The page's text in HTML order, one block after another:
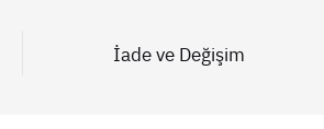
İade ve Değişim